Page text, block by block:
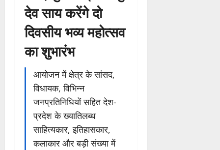
देव साय करेंगे दो
दिवसीय भव्य महोत्सव
का शुभारंभ
आयोजन में क्षेत्र के सांसद,
विधायक, विभिन्न
जनप्रतिनिधियों सहित देश-
प्रदेश के ख्यातिलब्ध
साहित्यकार, इतिहासकार,
कलाकार और बड़ी संख्या में